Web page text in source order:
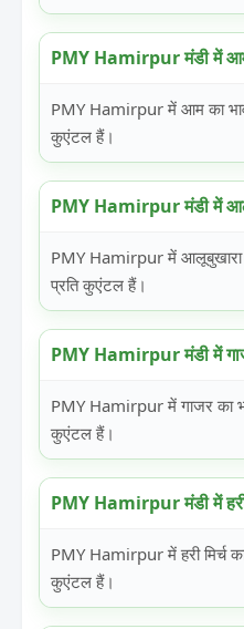
PMY Hamirpur मंडी में आम
PMY Hamirpur में आम का
कुएंटल हैं।
PMY Hamirpur मंडी में
PMY Hamirpur में
प्रति कुएंटल हैं।
PMY Hamirpur मंडी में
PMY Hamirpur में गाजर का
कुएंटल हैं।
PMY Hamirpur मंडी में हरी
PMY Hamirpur में हरी मिर्च
कुएंटल हैं।